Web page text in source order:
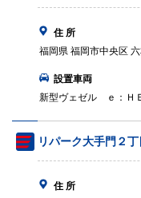
住 所
福岡県 福岡市中央区
設置車両
新型ヴェゼル ｅ：Ｈ
リパーク大手門２
住 所